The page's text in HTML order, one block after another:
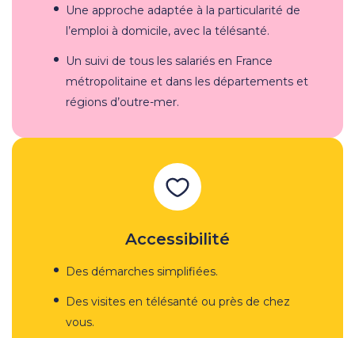
Une approche adaptée à la particularité de
l’emploi à domicile, avec la télésanté.
Un suivi de tous les salariés en France
métropolitaine et dans les départements et
régions d’outre-mer.
Accessibilité
Des démarches simplifiées.
Des visites en télésanté ou près de chez
vous.